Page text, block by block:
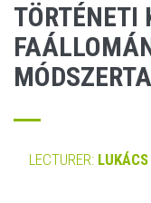
TÖRTÉNETI
LECTURER: